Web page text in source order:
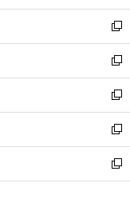
開
く
ウ
で
開
く
ン
ド
ウ
で
開
く
ウ
ィ
ン
ド
ウ
で
開
く
新
し
い
ウ
ィ
ン
ド
ウ
で
開
新
し
い
ウ
ィ
ン
ド
ウ
新
し
い
ウ
ィ
ン
新
し
い
ウ
新
し